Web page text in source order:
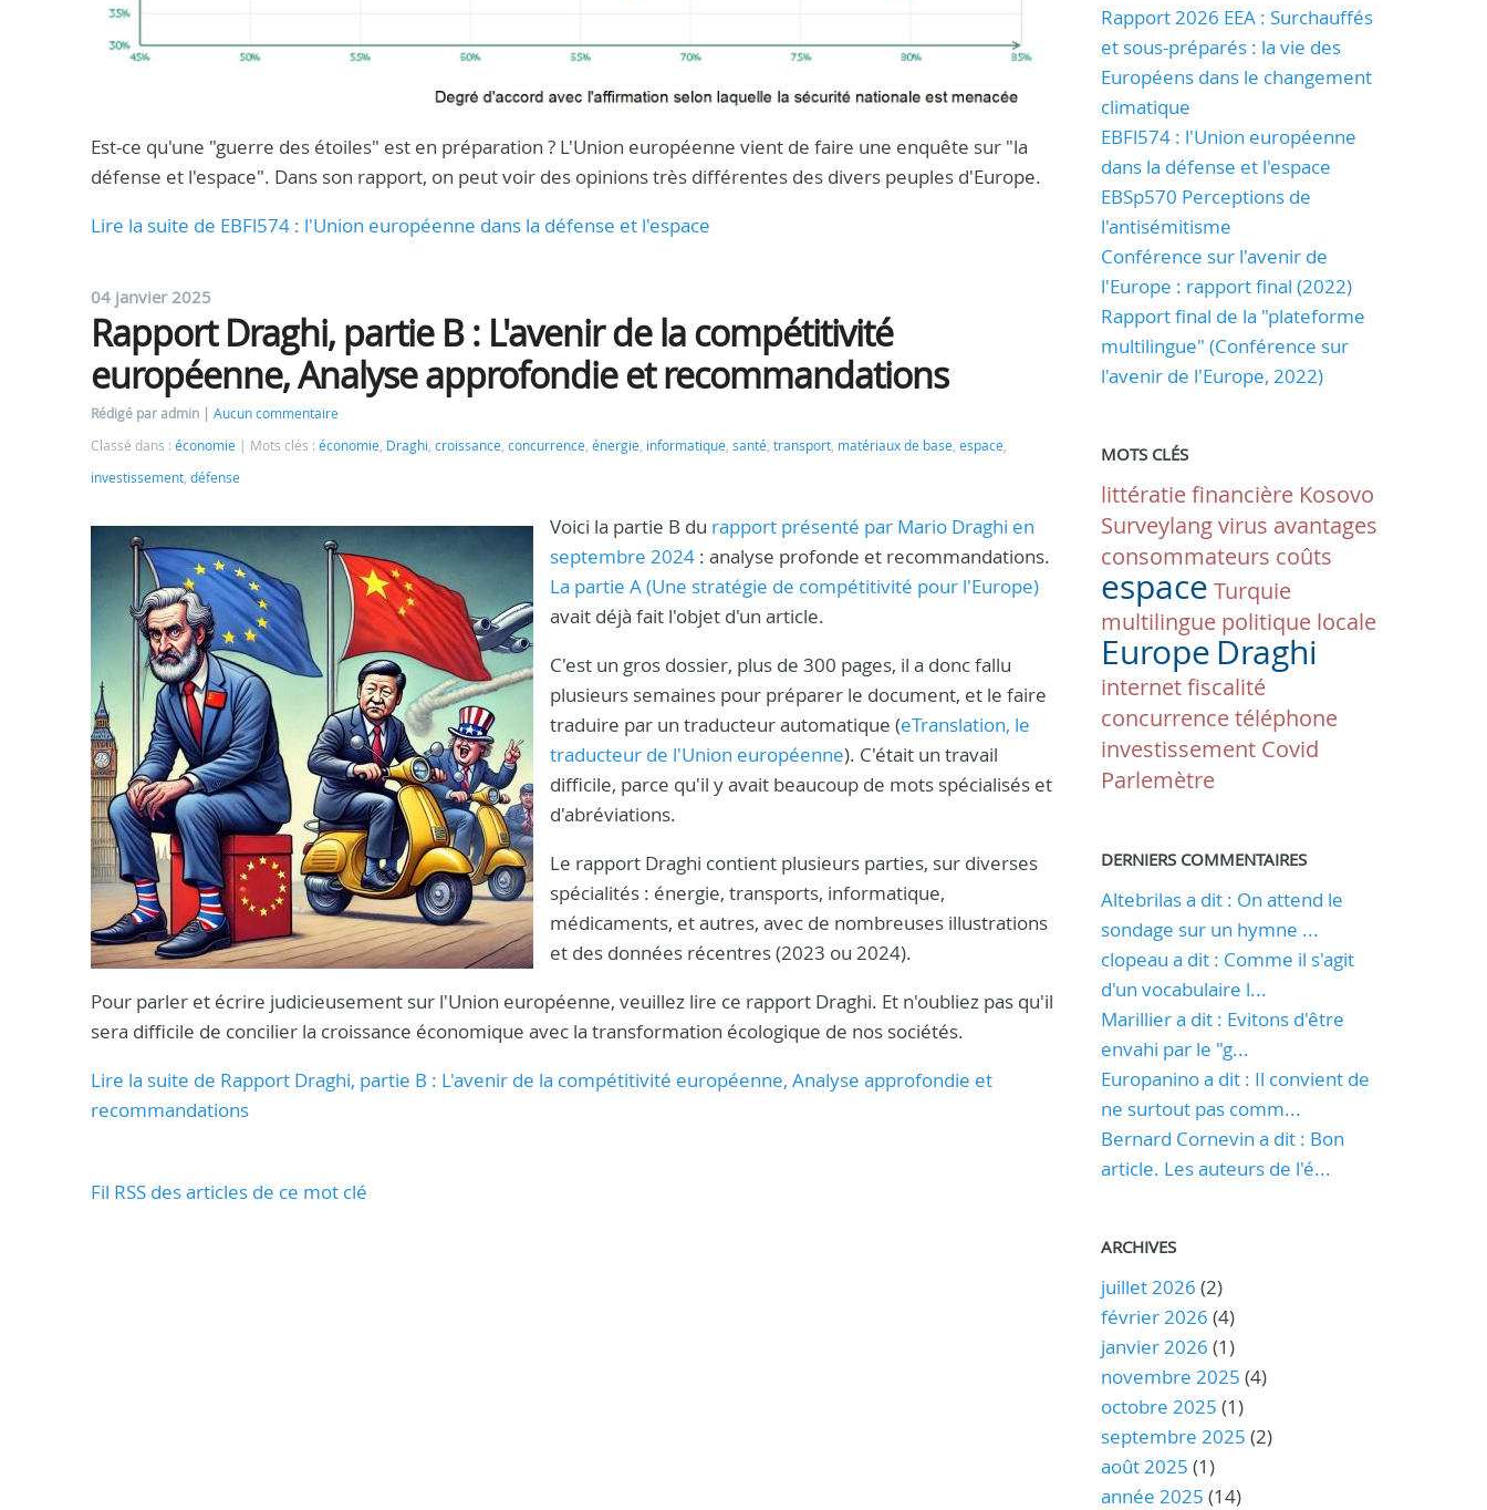
Est-ce qu'une "guerre des étoiles" est en préparation ? L'Union européenne vient de faire une enquête sur "la
défense et l'espace". Dans son rapport, on peut voir des opinions très différentes des divers peuples d'Europe.
Lire la suite de EBFl574 : l'Union européenne dans la défense et l'espace
04 janvier 2025
Rapport Draghi, partie B : L'avenir de la compétitivité
européenne, Analyse approfondie et recommandations
Rédigé par admin
Aucun commentaire
Classé dans : économie Mots clés : économie, Draghi, croissance, concurrence, énergie, informatique, santé, transport, matériaux de base, espace,
investissement, défense
Voici la partie B du rapport présenté par Mario Draghi en
septembre 2024 : analyse profonde et recommandations.
La partie A (Une stratégie de compétitivité pour l'Europe)
avait déjà fait l'objet d'un article.
C'est un gros dossier, plus de 300 pages, il a donc fallu
plusieurs semaines pour préparer le document, et le faire
traduire par un traducteur automatique (eTranslation, le
traducteur de l'Union européenne). C'était un travail
difficile, parce qu'il y avait beaucoup de mots spécialisés et
d'abréviations.
Le rapport Draghi contient plusieurs parties, sur diverses
spécialités : énergie, transports, informatique,
médicaments, et autres, avec de nombreuses illustrations
et des données récentres (2023 ou 2024).
Pour parler et écrire judicieusement sur l'Union européenne, veuillez lire ce rapport Draghi. Et n'oubliez pas qu'il
sera difficile de concilier la croissance économique avec la transformation écologique de nos sociétés.
Lire la suite de Rapport Draghi, partie B : L'avenir de la compétitivité européenne, Analyse approfondie et
recommandations
Fil RSS des articles de ce mot clé
Rapport 2026 EEA : Surchauffés
et sous-préparés : la vie des
Européens dans le changement
climatique
EBFl574 : l'Union européenne
dans la défense et l'espace
EBSp570 Perceptions de
l'antisémitisme
Conférence sur l'avenir de
l'Europe : rapport final (2022)
Rapport final de la "plateforme
multilingue" (Conférence sur
l'avenir de l'Europe, 2022)
MOTS CLÉS
littératie financière Kosovo
Surveylang virus avantages
consommateurs coûts
espace Turquie
multilingue politique locale
Europe Draghi
internet fiscalité
concurrence téléphone
investissement Covid
Parlemètre
DERNIERS COMMENTAIRES
Altebrilas a dit : On attend le
sondage sur un hymne ...
clopeau a dit : Comme il s'agit
d'un vocabulaire l...
Marillier a dit : Evitons d'être
envahi par le "g...
Europanino a dit : Il convient de
ne surtout pas comm...
Bernard Cornevin a dit : Bon
article. Les auteurs de l'é...
ARCHIVES
juillet 2026 (2)
février 2026 (4)
janvier 2026 (1)
novembre 2025 (4)
octobre 2025 (1)
septembre 2025 (2)
août 2025 (1)
année 2025 (14)